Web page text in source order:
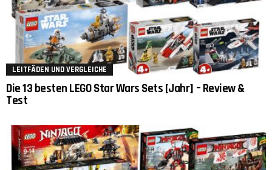
LEITFÄDEN UND VERGLEICHE
Die 13 besten LEGO Star Wars Sets [Jahr] – Review &
Test